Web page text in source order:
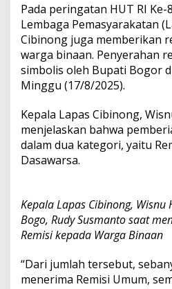
Pada peringatan HUT RI
Lembaga Pemasyarakatan
Cibinong juga memberikan
warga binaan. Penyerahan
simbolis oleh Bupati Bogor
Minggu (17/8/2025).
Kepala Lapas Cibinong,
menjelaskan bahwa
dalam dua kategori, yaitu
Dasawarsa.
Kepala Lapas Cibinong,
Bogo, Rudy Susmanto saat
Remisi kepada Warga Binaan
“Dari jumlah tersebut,
menerima Remisi Umum,